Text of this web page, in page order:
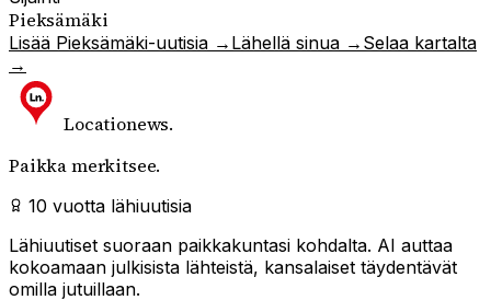
Pieksämäki
Lisää Pieksämäki-uutisia → Lähellä sinua → Selaa kartalta
→
Locationews.
Paikka merkitsee.
10 vuotta lähiuutisia
Lähiuutiset suoraan paikkakuntasi kohdalta. AI auttaa
kokoamaan julkisista lähteistä, kansalaiset täydentävät
omilla jutuillaan.